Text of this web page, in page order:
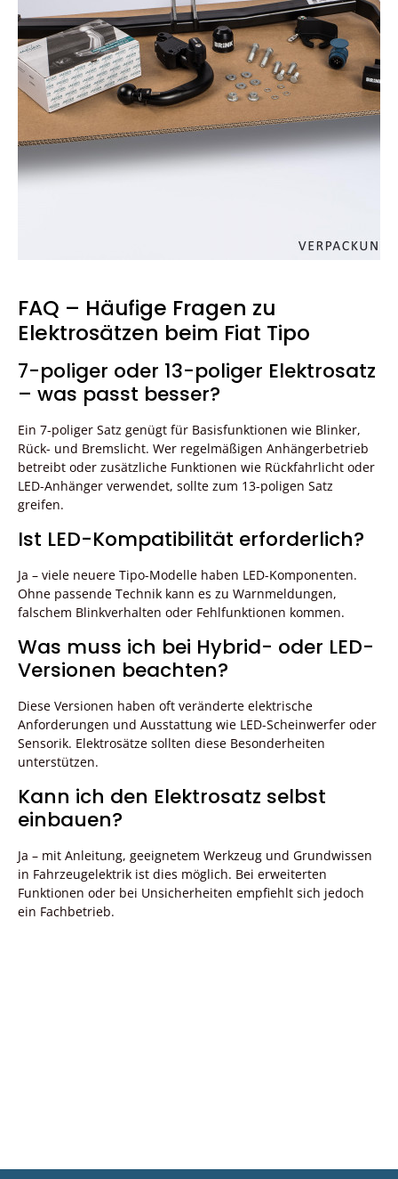
FAQ – Häufige Fragen zu
Elektrosätzen beim Fiat Tipo
7-poliger oder 13-poliger Elektrosatz
– was passt besser?
Ein 7-poliger Satz genügt für Basisfunktionen wie Blinker,
Rück- und Bremslicht. Wer regelmäßigen Anhängerbetrieb
betreibt oder zusätzliche Funktionen wie Rückfahrlicht oder
LED-Anhänger verwendet, sollte zum 13-poligen Satz
greifen.
Ist LED-Kompatibilität erforderlich?
Ja – viele neuere Tipo-Modelle haben LED-Komponenten.
Ohne passende Technik kann es zu Warnmeldungen,
falschem Blinkverhalten oder Fehlfunktionen kommen.
Was muss ich bei Hybrid- oder LED-
Versionen beachten?
Diese Versionen haben oft veränderte elektrische
Anforderungen und Ausstattung wie LED-Scheinwerfer oder
Sensorik. Elektrosätze sollten diese Besonderheiten
unterstützen.
Kann ich den Elektrosatz selbst
einbauen?
Ja – mit Anleitung, geeignetem Werkzeug und Grundwissen
in Fahrzeugelektrik ist dies möglich. Bei erweiterten
Funktionen oder bei Unsicherheiten empfiehlt sich jedoch
ein Fachbetrieb.